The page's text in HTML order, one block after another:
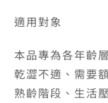
適用對象
本品專為各年齡
乾澀不適、需要
熟齡階段、生活